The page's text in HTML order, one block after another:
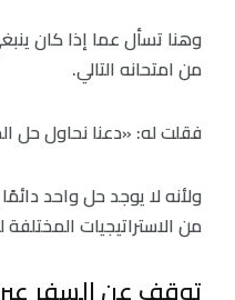
وهنا تسأل عما إذا كان
من امتحانه التالي.
فقلت له: «دعنا نحاول حل
ولأنه لا يوجد حل واحد
من الاستراتيجيات